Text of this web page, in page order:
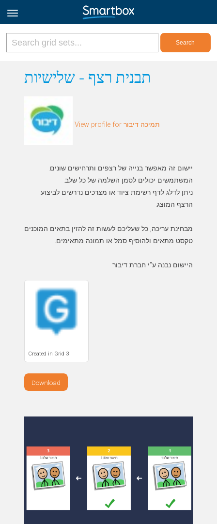
Online Grids
Sign up
תבנית רצף - שלישיות
View profile for תמיכה דיבור
ניתן לדלג לדף רשימת ציוד או מצרכים נדרשים לביצוע
מבחינת עריכה, כל שעליכם לעשות זה להזין בתאים המוכנים
היישום נבנה ע"י חברת דיבור
Created in Grid 3
Download